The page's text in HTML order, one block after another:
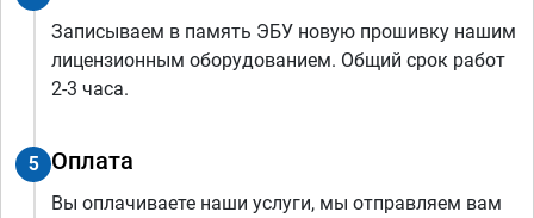
Записываем в память ЭБУ новую прошивку нашим
лицензионным оборудованием. Общий срок работ
2-3 часа.
5 Оплата
Вы оплачиваете наши услуги, мы отправляем вам